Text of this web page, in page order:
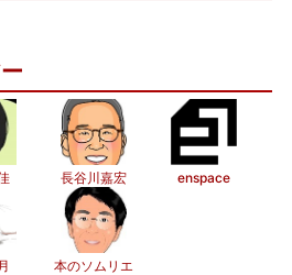
長谷川嘉宏 enspace
本のソムリエ